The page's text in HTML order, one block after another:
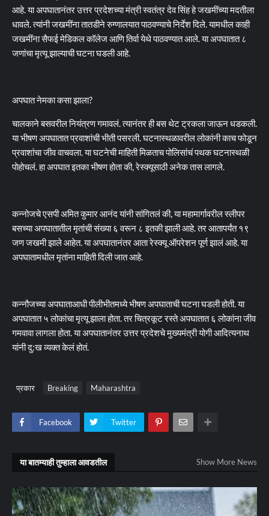
आहे. या अपघातानंतर उत्तर प्रदेशच्या मंत्री स्वतंत्र देव सिंह हे जखमींच्या मदतीला
धावले. त्यांनी जखमींना तातडीने रुग्णालयात पाठवण्याचे निर्देश दिले. यामधील काही
जखमींना सैफई मेडिकल कॉलेज आणि तिर्वा येथे पाठवण्यात आले. या अपघातात ८
जणांचा मृत्यू झाल्याची घटना घडली आहे.
अपघात नेमका कसा झाला?
चालकाने बसवरील नियंत्रण गमावलं. त्यानंतर ही बस थेट ट्रकला जाऊन धडकली.
या भीषण अपघातात प्रवाशांची भीती पसरली. घटनास्थळावरील लोकांनी काच फोडून
प्रवाशांचा जीव वाचवला. या घटनेची माहिती मिळताच पोलिसांचं पथक घटनास्थळी
पोहोचलं. हा अपघात इतका भीषण होता की, रेस्क्यूसाठी अनेक तास लागले.
कन्नोजचे एसपी अमित कुमार आनंद यांनी सांगितलं की, या महामार्गावरील स्लीपर
बसच्या अपघातातील मृतांची संख्या ६ वरून ८ इतकी झाली आहे. तर आतापर्यंत १९
जण जखमी झाले आहेत. या अपघातानंतर आता रेस्क्यू ऑपरेशन पूर्ण झालं आहे. या
अपघातामधील मृतांना माहिती दिली जात आहे.
कन्नौजच्या अपघाताआधी पीलीभीतमध्ये भीषण अपघाताची घटना घडली होती. या
अपघातात ५ लोकांचा मृत्यू झाला होता. तर चित्रकूट रस्ते अपघातात ६ लोकांना जीव
गमवावा लागला होता. या अपघातानंतर उत्तर प्रदेशचे मुख्यमंत्री योगी आदित्यनाथ
यांनी दु:ख व्यक्त केलं होतं.
प्रकार Breaking Maharashtra
Facebook Twitter
या बातम्याही तुम्हाला आवडतील Show More News